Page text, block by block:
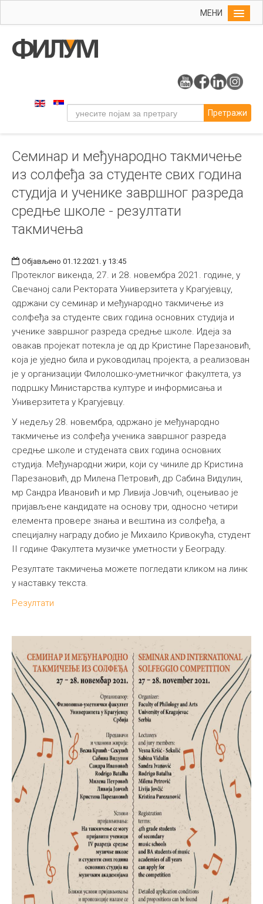
МЕНИ
Упис
Уметност
Музичка уметност
Примењена и ликовна уметност
Галерија
Издаваштво
Студенти
Међународна
Претражи
Семинар и међународно такмичење
из солфеђа за студенте свих година
студија и ученике завршног разреда
средње школе - резултати
такмичења
Објављено 01.12.2021. у 13:45
Протеклог викенда, 27. и 28. новембра 2021. године, у
Свечаној сали Ректората Универзитета у Крагујевцу,
одржани су семинар и међународно такмичење из
солфеђа за студенте свих година основних студија и
ученике завршног разреда средње школе. Идеја за
овакав пројекат потекла је од др Кристине Парезановић,
која је уједно била и руководилац пројекта, а реализован
је у организацији Филолошко-уметничког факултета, уз
подршку Министарства културе и информисања и
Универзитета у Крагујевцу.
У недељу 28. новембра, одржано је међународно
такмичење из солфеђа ученика завршног разреда
средње школе и студената свих година основних
студија. Међународни жири, који су чиниле др Кристина
Парезановић, др Милена Петровић, др Сабина Видулин,
мр Сандра Ивановић и мр Ливија Јовчић, оцењивао је
пријављене кандидате на основу три, односно четири
елемента провере знања и вештина из солфеђа, а
специјалну награду добио је Михаило Кривокућа, студент
II године Факултета музичке уметности у Београду.
Резултате такмичења можете погледати кликом на линк
у наставку текста.
Резултати